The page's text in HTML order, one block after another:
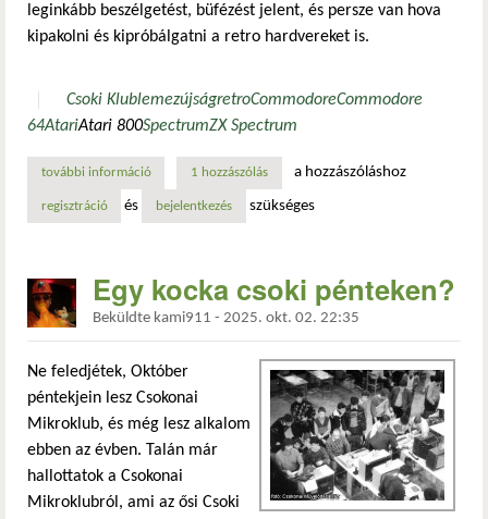
leginkább beszélgetést, büfézést jelent, és persze van hova
kipakolni és kipróbálgatni a retro hardvereket is.
Csoki KlublemezújságretroCommodoreCommodore
64AtariAtari 800SpectrumZX Spectrum
további információrajongsz a retró vasakért? gyere! van neked is? hozd!
1 hozzászólás a hozzászóláshoz
regisztráció és bejelentkezés szükséges
Egy kocka csoki pénteken?
Beküldte kami911 - 2025. okt. 02. 22:35
Ne feledjétek, Október
péntekjein lesz Csokonai
Mikroklub, és még lesz alkalom
ebben az évben. Talán már
hallottatok a Csokonai
Mikroklubról, ami az ősi Csoki